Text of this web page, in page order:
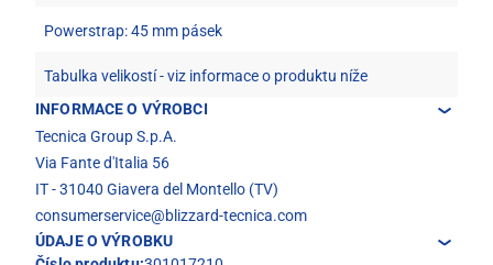
Powerstrap: 45 mm pásek
Tabulka velikostí - viz informace o produktu níže
INFORMACE O VÝROBCI
Tecnica Group S.p.A.
Via Fante d'Italia 56
IT - 31040 Giavera del Montello (TV)
consumerservice@blizzard-tecnica.com
ÚDAJE O VÝROBKU